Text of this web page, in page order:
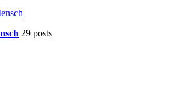
29 posts